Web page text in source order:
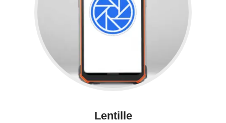
Lentille